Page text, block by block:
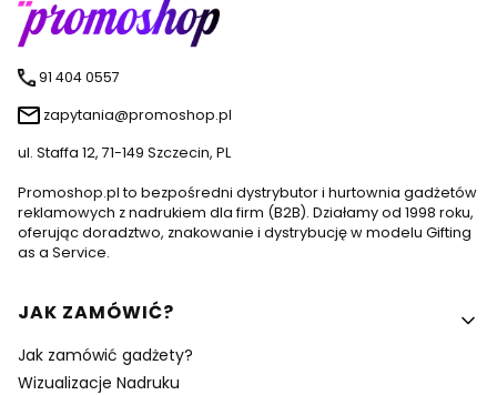
91 404 0557
zapytania@promoshop.pl
ul. Staffa 12, 71-149 Szczecin, PL
Promoshop.pl to bezpośredni dystrybutor i hurtownia gadżetów
reklamowych z nadrukiem dla firm (B2B). Działamy od 1998 roku,
oferując doradztwo, znakowanie i dystrybucję w modelu Gifting
as a Service.
Linki w stopce
JAK ZAMÓWIĆ?
Jak zamówić gadżety?
Wizualizacje Nadruku